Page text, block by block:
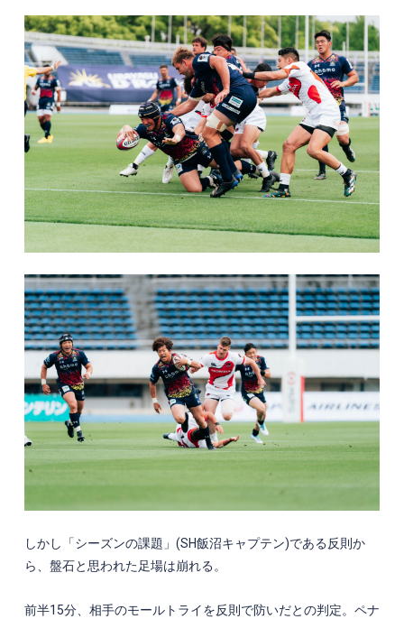
しかし「シーズンの課題」 (SH飯沼キャプテン)である反則か
ら、盤石と思われた足場は崩れる。
前半15分、相手のモールトライを反則で防いだとの判定。ペナ